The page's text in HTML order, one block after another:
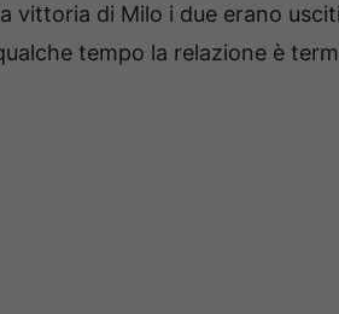
vittoria di Milo i due erano
tempo la relazione è